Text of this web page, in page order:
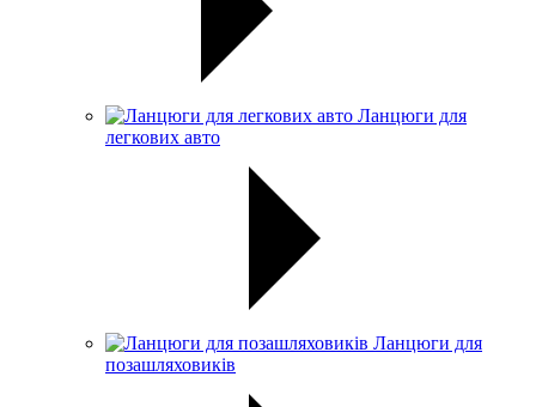
Ланцюги для
легкових авто
Ланцюги для
позашляховиків